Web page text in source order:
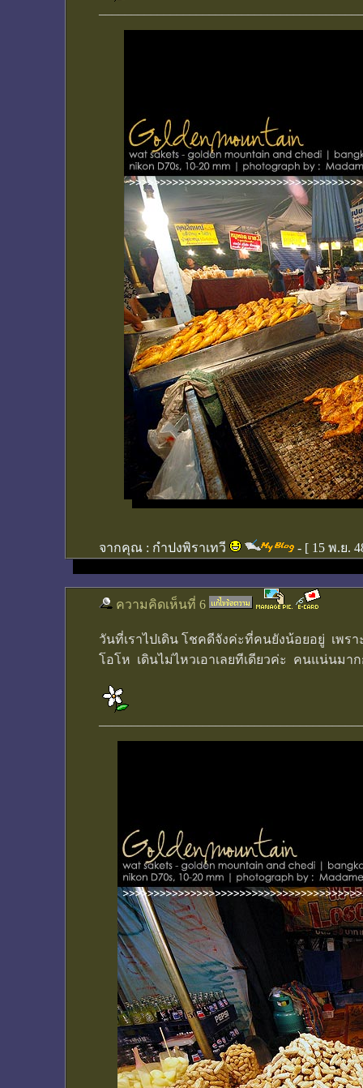
จากคุณ : กำปงพิราเทวี - [ 15 พ.ย.
ความคิดเห็นที่ 6
วันที่เราไปเดิน โชคดีจังค่ะที่คนยังน้อยอยู่ เพร
โอโห เดินไม่ไหวเอาเลยทีเดียวค่ะ คนแน่นมา